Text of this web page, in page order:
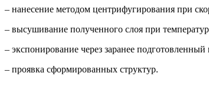
– нанесение методом центрифугирования при
– высушивание полученного слоя при
– экспонирование через заранее
– проявка сформированных структур.